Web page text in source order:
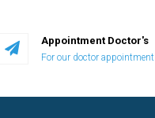
Appointment Doctor's
For our doctor appointment